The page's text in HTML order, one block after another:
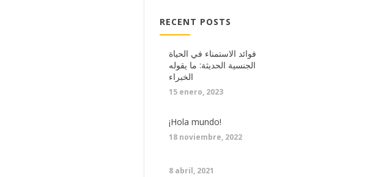
RECENT POSTS
فوائد الاستمناء في الحياة
الجنسية الحديثة: ما يقوله
الخبراء
15 enero, 2023
¡Hola mundo!
18 noviembre, 2022
8 abril, 2021